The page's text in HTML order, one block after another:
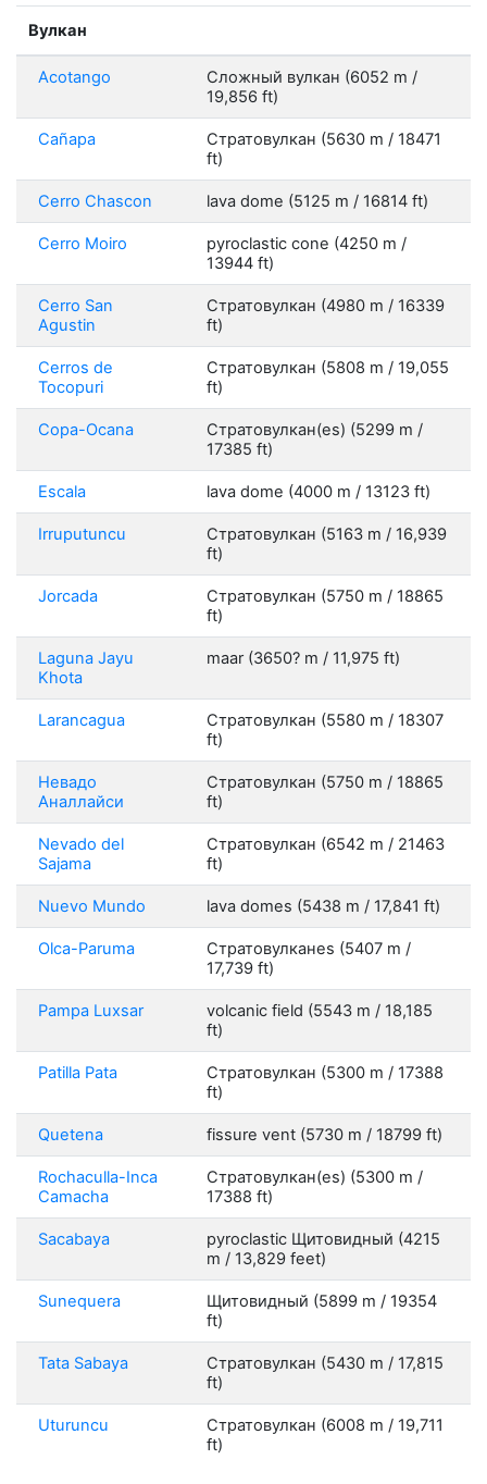
Вулкан
Acotango
Сложный вулкан (6052 m /
19,856 ft)
Cañapa
Стратовулкан (5630 m / 18471
ft)
Cerro Chascon lava dome (5125 m / 16814 ft)
Cerro Moiro
pyroclastic cone (4250 m /
13944 ft)
Cerro San
Agustin
Стратовулкан (4980 m / 16339
ft)
Cerros de
Tocopuri
Стратовулкан (5808 m / 19,055
ft)
Copa-Ocana
Стратовулкан(es) (5299 m /
17385 ft)
Escala lava dome (4000 m / 13123 ft)
Irruputuncu
Стратовулкан (5163 m / 16,939
ft)
Jorcada
Стратовулкан (5750 m / 18865
ft)
Laguna Jayu
Khota
maar (3650? m / 11,975 ft)
Larancagua
Стратовулкан (5580 m / 18307
ft)
Невадо
Аналлайси
Стратовулкан (5750 m / 18865
ft)
Nevado del
Sajama
Стратовулкан (6542 m / 21463
ft)
Nuevo Mundo lava domes (5438 m / 17,841 ft)
Olca-Paruma
Стратовулканes (5407 m /
17,739 ft)
Pampa Luxsar
volcanic field (5543 m / 18,185
ft)
Patilla Pata
Стратовулкан (5300 m / 17388
ft)
Quetena fissure vent (5730 m / 18799 ft)
Rochaculla-Inca
Camacha
Стратовулкан(es) (5300 m /
17388 ft)
Sacabaya
pyroclastic Щитовидный (4215
m / 13,829 feet)
Sunequera
Щитовидный (5899 m / 19354
ft)
Tata Sabaya
Стратовулкан (5430 m / 17,815
ft)
Uturuncu
Стратовулкан (6008 m / 19,711
ft)